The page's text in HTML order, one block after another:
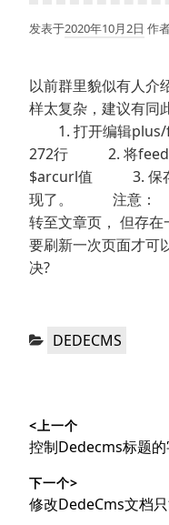
发表于2020年10月2日 作
以前群里貌似有人介
样太复杂，建议有同
1. 打开编辑plus/
272行 2. 将
$arcurl值 3. 保存
现了。 注意：
转至文章页， 但存
要刷新一次页面才可
决?
分
DEDECMS
章
导
航
<上一个
上
文
章：
控制Dedecms标题
下一个>
下
修改DedeCms文档